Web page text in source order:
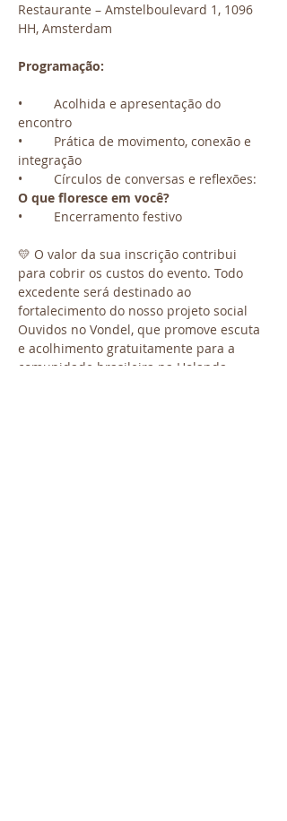
Restaurante – Amstelboulevard 1, 1096
HH, Amsterdam
Programação:
•	Acolhida e apresentação do
encontro
•	Prática de movimento, conexão e
integração
•	Círculos de conversas e reflexões:
O que floresce em você?
•	Encerramento festivo
💛 O valor da sua inscrição contribui
para cobrir os custos do evento. Todo
excedente será destinado ao
fortalecimento do nosso projeto social
Ouvidos no Vondel, que promove escuta
e acolhimento gratuitamente para a
comunidade brasileira na Holanda.